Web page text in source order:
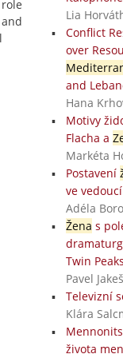
Lia
Conflict
over
and
Hana
Motivy
Flacha a
Markéta
Postavení
ve
Adéla
Žena s
Twin Peaks
Pavel Jakeš
Televizní
Klára
života